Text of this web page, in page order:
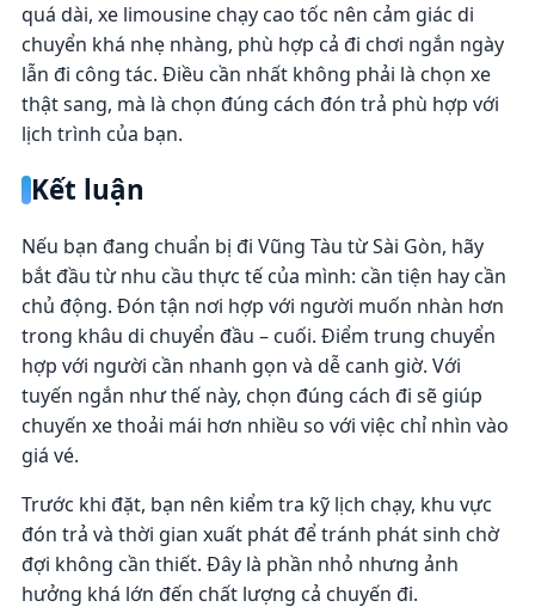
quá dài, xe limousine chạy cao tốc nên cảm giác di
chuyển khá nhẹ nhàng, phù hợp cả đi chơi ngắn ngày
lẫn đi công tác. Điều cần nhất không phải là chọn xe
thật sang, mà là chọn đúng cách đón trả phù hợp với
lịch trình của bạn.
Kết luận
Nếu bạn đang chuẩn bị đi Vũng Tàu từ Sài Gòn, hãy
bắt đầu từ nhu cầu thực tế của mình: cần tiện hay cần
chủ động. Đón tận nơi hợp với người muốn nhàn hơn
trong khâu di chuyển đầu – cuối. Điểm trung chuyển
hợp với người cần nhanh gọn và dễ canh giờ. Với
tuyến ngắn như thế này, chọn đúng cách đi sẽ giúp
chuyến xe thoải mái hơn nhiều so với việc chỉ nhìn vào
giá vé.
Trước khi đặt, bạn nên kiểm tra kỹ lịch chạy, khu vực
đón trả và thời gian xuất phát để tránh phát sinh chờ
đợi không cần thiết. Đây là phần nhỏ nhưng ảnh
hưởng khá lớn đến chất lượng cả chuyến đi.